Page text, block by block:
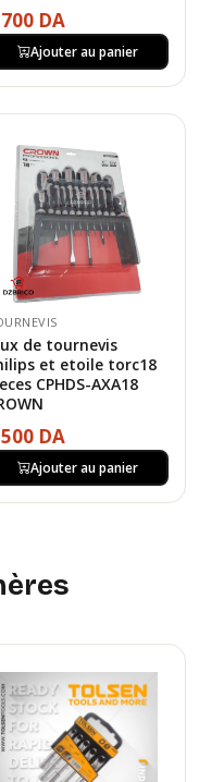
DA
Ajouter au panier
de tournevis
et etoile torc18
CPHDS-AXA18
DA
Ajouter au panier